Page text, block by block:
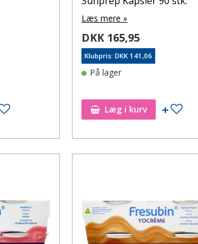
Tilføj til ønskeseddel
Læs mere »
DKK 165,95
Klubpris: DKK 141,06
På lager
Læg i kurv